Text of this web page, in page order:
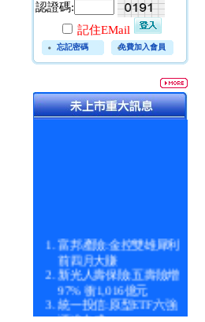
認證碼:
記住EMail
忘記密碼 免費加入會員
富邦產險:金控雙雄犀利
前四月大賺
新光人壽保險:五壽險增
97% 衝1,016億元
統一投信:原型ETF六強
漲逾九成